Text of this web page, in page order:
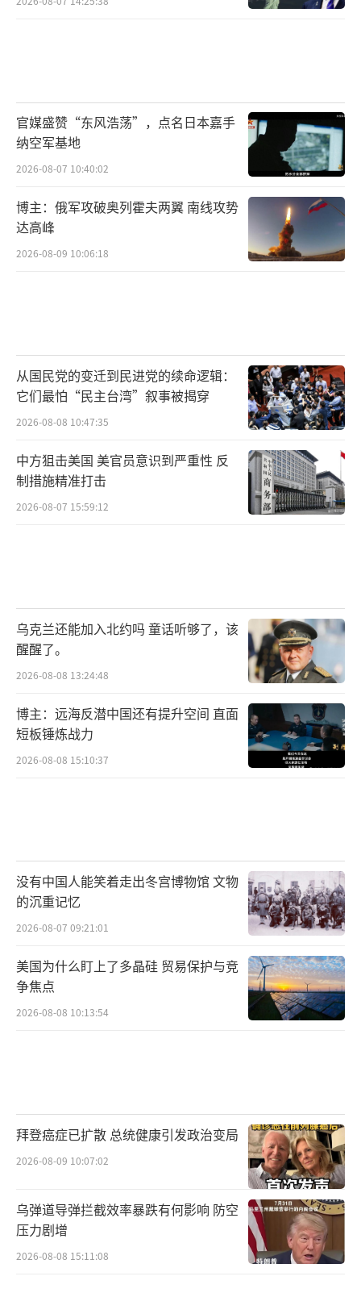
官媒盛赞“东风浩荡”，点名日本嘉手
纳空军基地
2026-08-07 10:40:02
博主：俄军攻破奥列霍夫两翼 南线攻势
达高峰
2026-08-09 10:06:18
从国民党的变迁到民进党的续命逻辑：
它们最怕“民主台湾”叙事被揭穿
2026-08-08 10:47:35
中方狙击美国 美官员意识到严重性 反
制措施精准打击
2026-08-07 15:59:12
乌克兰还能加入北约吗 童话听够了，该
醒醒了。
2026-08-08 13:24:48
博主：远海反潜中国还有提升空间 直面
短板锤炼战力
2026-08-08 15:10:37
没有中国人能笑着走出冬宫博物馆 文物
的沉重记忆
2026-08-07 09:21:01
美国为什么盯上了多晶硅 贸易保护与竞
争焦点
2026-08-08 10:13:54
拜登癌症已扩散 总统健康引发政治变局
2026-08-09 10:07:02
乌弹道导弹拦截效率暴跌有何影响 防空
压力剧增
2026-08-08 15:11:08